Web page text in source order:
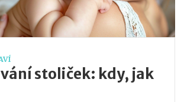
stoliček: kdy, jak